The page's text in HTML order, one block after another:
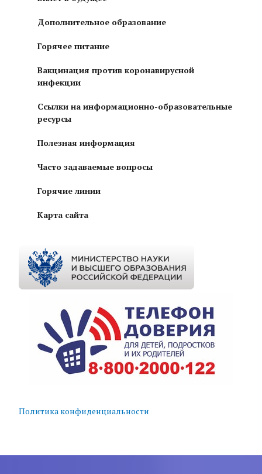
Дополнительное образование
Горячее питание
Вакцинация против коронавирусной
инфекции
Ссылки на информационно-образовательные
ресурсы
Полезная информация
Часто задаваемые вопросы
Горячие линии
Карта сайта
Политика конфиденциальности